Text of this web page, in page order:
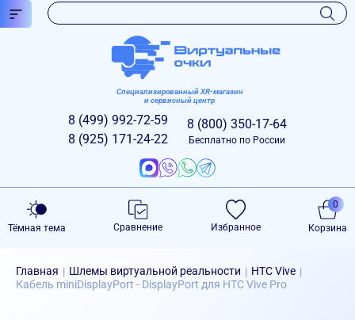
Специализированный XR-магазин
и сервисный центр
8 (499) 992-72-59
8 (925) 171-24-22
8 (800) 350-17-64
Бесплатно по России
Тёмная тема Сравнение Избранное Корзина
0
Главная | Шлемы виртуальной реальности | HTC Vive |
Кабель miniDisplayPort - DisplayPort для HTC Vive Pro